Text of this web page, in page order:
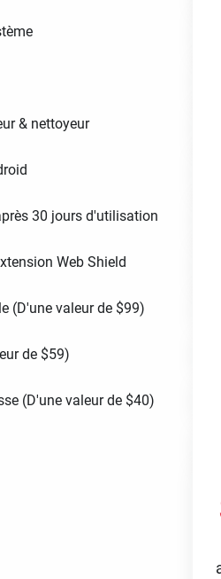
& nettoyeur
30 jours d'utilisation
Web Shield
(D'une valeur de $99)
de $59)
(D'une valeur de $40)